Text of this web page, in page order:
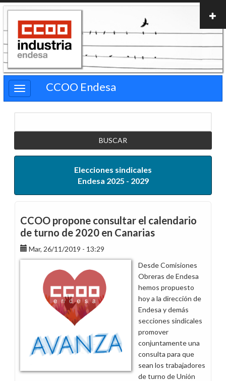
Pasar
contenido
principal
CCOO Endesa
Elecciones sindicales
Endesa 2025 - 2029
CCOO propone consultar el calendario
de turno de 2020 en Canarias
Mar, 26/11/2019 - 13:29
Desde Comisiones
Obreras de Endesa
hemos propuesto
hoy a la dirección de
Endesa y demás
secciones sindicales
promover
conjuntamente una
consulta para que
sean los trabajadores
de turno de Unión